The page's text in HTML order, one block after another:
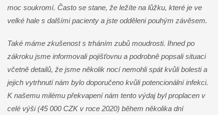
moc soukromí. Často se stane, že ležíte na lůžku, které je ve
velké hale s dalšími pacienty a jste odděleni pouhým závěsem.
Také máme zkušenost s trháním zubů moudrosti. Ihned po
zákroku jsme informovali pojišťovnu a podrobně popsali situaci
včetně detailů, že jsme několik nocí nemohli spát kvůli bolesti a
jejich vytrhnutí nám bylo doporučeno kvůli potencionální infekci.
K našemu milému překvapení nám tento výdaj byl proplacen v
celé výši (45 000 CZK v roce 2020) během několika dní